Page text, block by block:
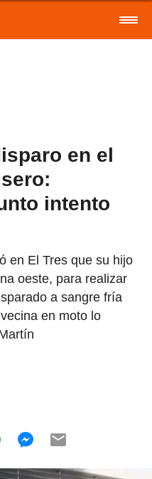
en el
intento
en El Tres que su hijo
oeste, para realizar
a sangre fría
en moto lo